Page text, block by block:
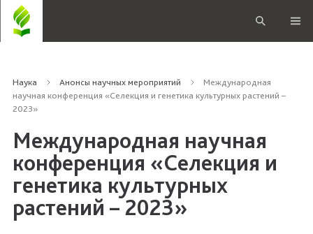
Наука Анонсы научных мероприятий
Международная
научная конференция «Селекция и генетика культурных растений –
2023»
Международная научная
конференция «Селекция и
генетика культурных
растений – 2023»